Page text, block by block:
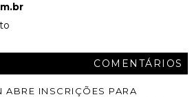
COMENTÁRIOS
ABRE INSCRIÇÕES PARA